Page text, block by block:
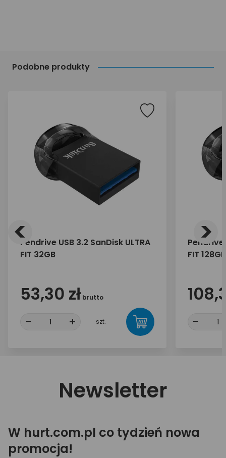
Podobne produkty
Pendrive USB 3.2 SanDisk ULTRA
FIT 32GB
53,30 zł brutto
- + szt.
Pendrive
FIT 128GB
-
< >
Newsletter
W hurt.com.pl co tydzień nowa
promocja!